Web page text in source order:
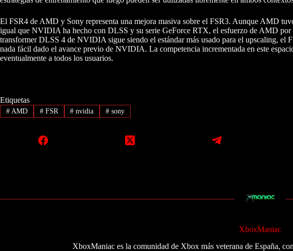
El FSR4 de AMD y Sony representa una mejora masiva sobre el FSR3. Aunque AMD
igual que NVIDIA ha hecho con DLSS y su serie GeForce RTX, el esfuerzo de AMD
transformer DLSS 4 de NVIDIA sigue siendo el estándar más usado para el upscaling, el
nada fácil dado el avance previo de NVIDIA. La competencia incrementada en este
eventualmente a todos los usuarios.
Etiquetas
#AMD #FSR # nvidia # sony
XboxManiac
XboxManiac es la comunidad de Xbox más veterana de España,